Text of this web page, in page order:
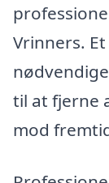
Vrinners.
til at fjerne
mod